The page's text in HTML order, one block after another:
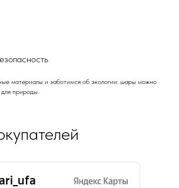
материалы и заботимся об экологии: шары можно
для природы.